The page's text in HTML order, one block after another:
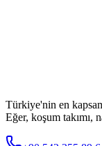
Türkiye'nin en
Eğer, koşum takımı,